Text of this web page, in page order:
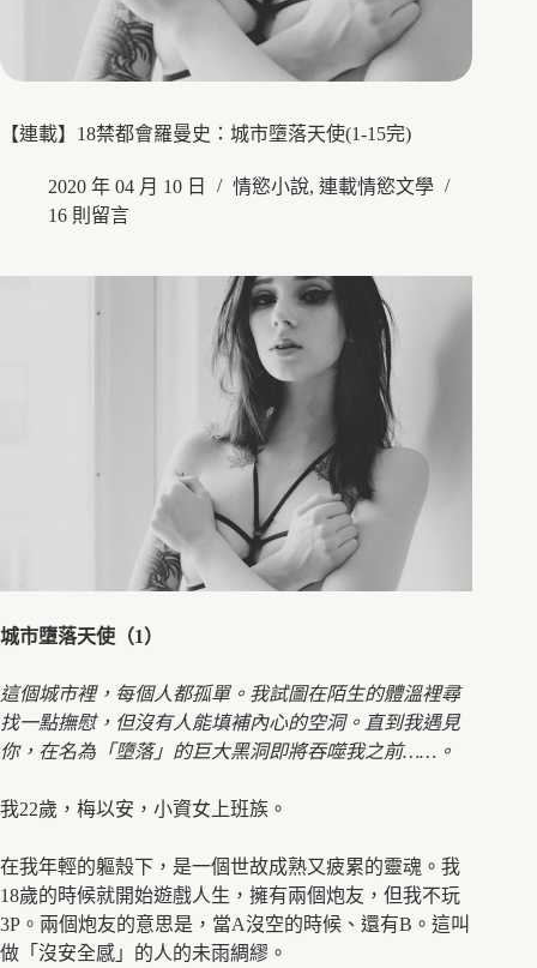
【連載】18禁都會羅曼史：城市墮落天使(1-15完)
2020 年 04 月 10 日 情慾小說, 連載情慾文學
16 則留言
城市墮落天使（1）
這個城市裡，每個人都孤單。我試圖在陌生的體溫裡尋
找一點撫慰，但沒有人能填補內心的空洞。直到我遇見
你，在名為「墮落」的巨大黑洞即將吞噬我之前…… 。
我22歲，梅以安，小資女上班族。
在我年輕的軀殼下，是一個世故成熟又疲累的靈魂。我
18歲的時候就開始遊戲人生，擁有兩個炮友，但我不玩
3P。兩個炮友的意思是，當A沒空的時候、還有B。這叫
做「沒安全感」的人的未雨綢繆。